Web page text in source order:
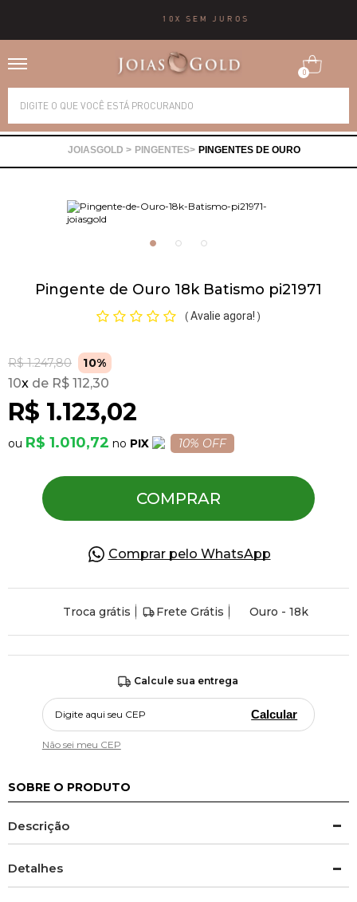
10X SEM JUROS
0
PINGENTES PINGENTES DE OURO
Pingente de Ouro 18k Batismo pi21971
( Avalie agora! )
R$ 1.247,80 10%
R$ 1.123,02
10x R$ 112,30
R$ 1.010,72 PIX 10% OFF
COMPRAR
Comprar pelo WhatsApp
Troca grátis Frete Grátis Ouro - 18k
Calcule sua entrega
Calcular
Não sei meu CEP
SOBRE O PRODUTO
Descrição
Detalhes
Alianças
Brincos
Pingentes
Pulseiras
Piercing
Pedras Preciosas
Presente